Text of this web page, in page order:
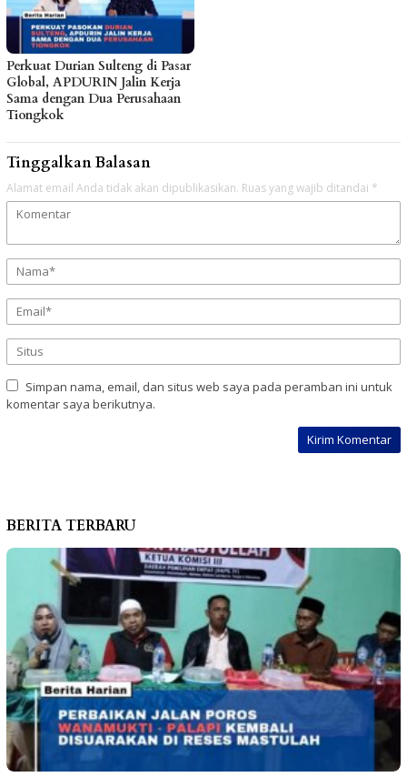
Perkuat Durian Sulteng di Pasar
Global, APDURIN Jalin Kerja
Sama dengan Dua Perusahaan
Tiongkok
Tinggalkan Balasan
Alamat email Anda tidak akan dipublikasikan. Ruas yang wajib ditandai *
Simpan nama, email, dan situs web saya pada peramban ini untuk
komentar saya berikutnya.
BERITA TERBARU